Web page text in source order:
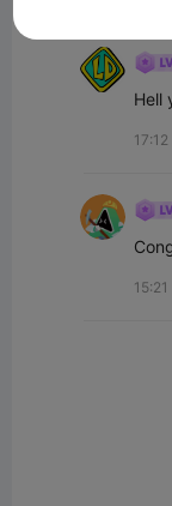
Alle
Hell